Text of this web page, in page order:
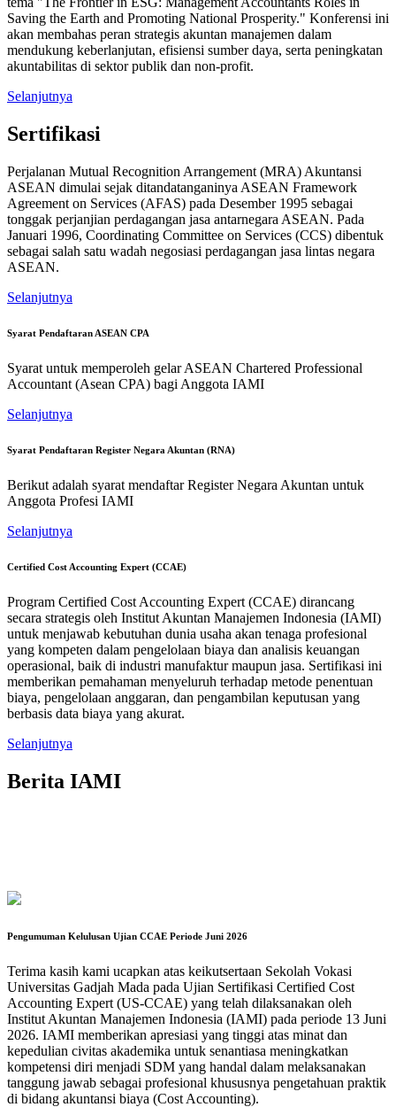
Saving the Earth and Promoting National Prosperity." Konferensi ini
akan membahas peran strategis akuntan manajemen dalam
mendukung keberlanjutan, efisiensi sumber daya, serta peningkatan
akuntabilitas di sektor publik dan non-profit.
Selanjutnya
Sertifikasi
Perjalanan Mutual Recognition Arrangement (MRA) Akuntansi
ASEAN dimulai sejak ditandatanganinya ASEAN Framework
Agreement on Services (AFAS) pada Desember 1995 sebagai
tonggak perjanjian perdagangan jasa antarnegara ASEAN. Pada
Januari 1996, Coordinating Committee on Services (CCS) dibentuk
sebagai salah satu wadah negosiasi perdagangan jasa lintas negara
ASEAN.
Selanjutnya
Syarat Pendaftaran ASEAN CPA
Syarat untuk memperoleh gelar ASEAN Chartered Professional
Accountant (Asean CPA) bagi Anggota IAMI
Selanjutnya
Syarat Pendaftaran Register Negara Akuntan (RNA)
Berikut adalah syarat mendaftar Register Negara Akuntan untuk
Anggota Profesi IAMI
Selanjutnya
Certified Cost Accounting Expert (CCAE)
Program Certified Cost Accounting Expert (CCAE) dirancang
secara strategis oleh Institut Akuntan Manajemen Indonesia (IAMI)
untuk menjawab kebutuhan dunia usaha akan tenaga profesional
yang kompeten dalam pengelolaan biaya dan analisis keuangan
operasional, baik di industri manufaktur maupun jasa. Sertifikasi ini
memberikan pemahaman menyeluruh terhadap metode penentuan
biaya, pengelolaan anggaran, dan pengambilan keputusan yang
berbasis data biaya yang akurat.
Selanjutnya
Berita IAMI
Pengumuman Kelulusan Ujian CCAE Periode Juni 2026
Terima kasih kami ucapkan atas keikutsertaan Sekolah Vokasi
Universitas Gadjah Mada pada Ujian Sertifikasi Certified Cost
Accounting Expert (US-CCAE) yang telah dilaksanakan oleh
Institut Akuntan Manajemen Indonesia (IAMI) pada periode 13 Juni
2026. IAMI memberikan apresiasi yang tinggi atas minat dan
kepedulian civitas akademika untuk senantiasa meningkatkan
kompetensi diri menjadi SDM yang handal dalam melaksanakan
tanggung jawab sebagai profesional khususnya pengetahuan praktik
di bidang akuntansi biaya (Cost Accounting).